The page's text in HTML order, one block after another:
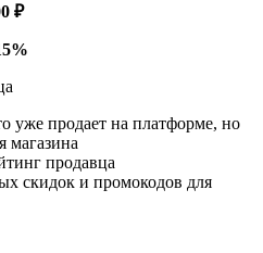
₽
уже продает на платформе, но
магазина
продавца
скидок и промокодов для